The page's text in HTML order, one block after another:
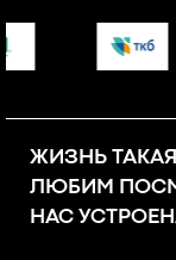
ЖИЗНЬ
ЛЮБИМ
НАС